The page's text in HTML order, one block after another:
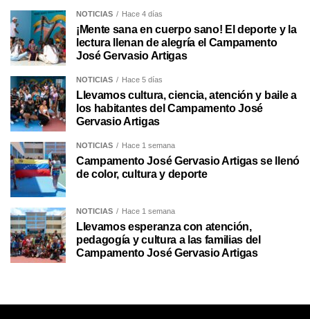
NOTICIAS Hace 4 días
¡Mente sana en cuerpo sano! El deporte y la
lectura llenan de alegría el Campamento
José Gervasio Artigas
NOTICIAS Hace 5 días
Llevamos cultura, ciencia, atención y baile a
los habitantes del Campamento José
Gervasio Artigas
NOTICIAS Hace 1 semana
Campamento José Gervasio Artigas se llenó
de color, cultura y deporte
NOTICIAS Hace 1 semana
Llevamos esperanza con atención,
pedagogía y cultura a las familias del
Campamento José Gervasio Artigas